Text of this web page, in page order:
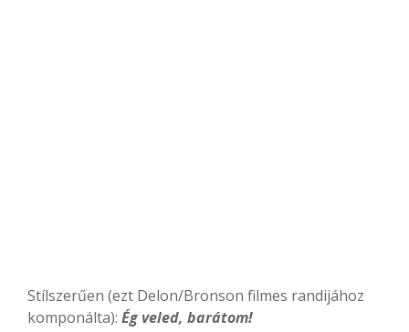
Stílszerűen (ezt Delon/Bronson filmes randijához
komponálta): Ég veled, barátom!